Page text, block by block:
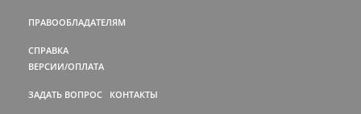
ПРАВООБЛАДАТЕЛЯМ
СПРАВКА
ВЕРСИИ/ОПЛАТА
ЗАДАТЬ ВОПРОС КОНТАКТЫ